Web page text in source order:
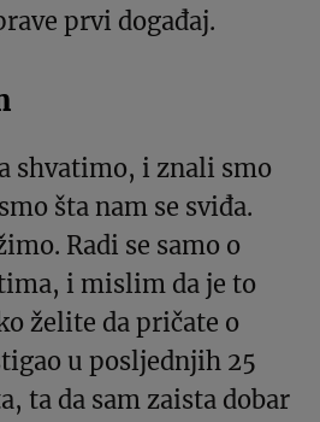
prvi događaj.
shvatimo, i znali smo
šta nam se sviđa.
Radi se samo o
i mislim da je to
želite da pričate o
u posljednjih 25
ta da sam zaista dobar